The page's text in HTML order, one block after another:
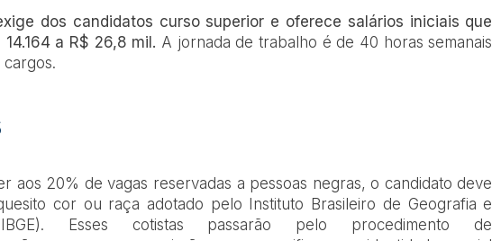
dos candidatos curso superior e oferece salários iniciais que
a R$ 26,8 mil. A jornada de trabalho é de 40 horas semanais
aos 20% de vagas reservadas a pessoas negras, o candidato deve
cor ou raça adotado pelo Instituto Brasileiro de Geografia e
Esses cotistas passarão pelo procedimento de